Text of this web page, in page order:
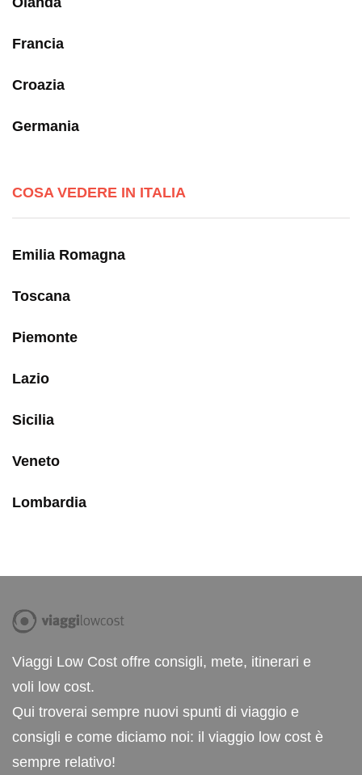
Francia
Croazia
Germania
COSA VEDERE IN ITALIA
Emilia Romagna
Toscana
Piemonte
Lazio
Sicilia
Veneto
Lombardia
Viaggi Low Cost offre consigli, mete, itinerari e
voli low cost.
Qui troverai sempre nuovi spunti di viaggio e
consigli e come diciamo noi: il viaggio low cost è
sempre relativo!